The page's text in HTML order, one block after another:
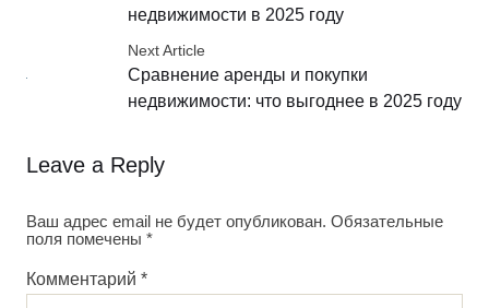
недвижимости в 2025 году
Next Article
Сравнение аренды и покупки
недвижимости: что выгоднее в 2025 году
Leave a Reply
Ваш адрес email не будет опубликован. Обязательные
поля помечены *
Комментарий *